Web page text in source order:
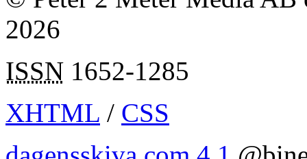
2026
ISSN 1652-1285
XHTML / CSS